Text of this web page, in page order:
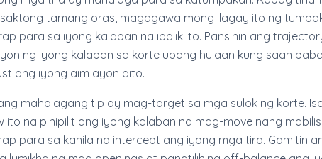
tamang oras, magagawa mong ilagay ito ng
para sa iyong kalaban na ibalik ito. Pansinin ang
ng iyong kalaban sa korte upang hulaan kung saan
ang iyong aim ayon dito.
mahalagang tip ay mag-target sa mga sulok ng korte.
ito na pinipilit ang iyong kalaban na mag-move nang
para sa kanila na intercept ang iyong mga tira. Gamitin